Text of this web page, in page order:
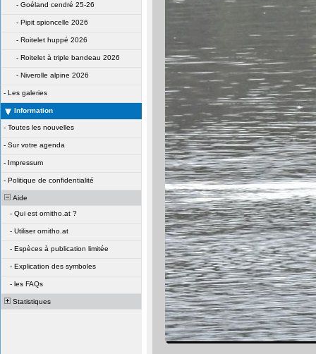
- Goéland cendré 25-26
- Pipit spioncelle 2026
- Roitelet huppé 2026
- Roitelet à triple bandeau 2026
- Niverolle alpine 2026
- Les galeries
Information
- Toutes les nouvelles
- Sur votre agenda
- Impressum
- Politique de confidentialité
Aide
- Qui est ornitho.at ?
- Utiliser ornitho.at
- Espèces à publication limitée
- Explication des symboles
- les FAQs
Statistiques